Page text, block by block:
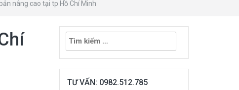
nâng cao tại tp Hồ Chí Minh
Tìm
kiếm
cho:
TƯ VẤN: 0982.512.785